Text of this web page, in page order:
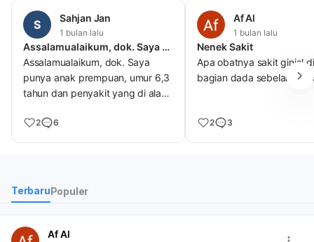
S Sahjan Jan
1 bulan lalu
Assalamualaikum, dok. Saya punya anak prempuan, umur 6,3 tahun dan
Assalamualaikum, dok. Saya
punya anak prempuan, umur 6,3
tahun dan penyakit yang di alami
dikelopak mata bagian atas dok
2 6
Af Al
1 bulan lalu
Nenek Sakit
Apa obatnya sakit ginjal di
bagian dada sebelah kiri
2 3
TerbaruPopuler
Af Al